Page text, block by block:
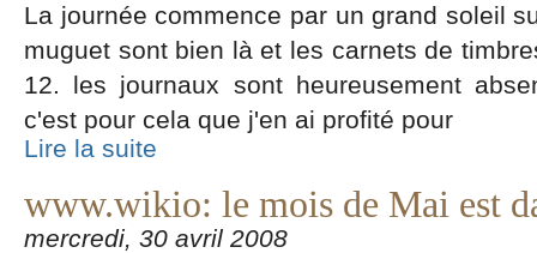
La journée commence par un grand soleil
muguet sont bien là et les carnets de
12. les journaux sont heureusement
c'est pour cela que j'en ai profité pour
Lire la suite
www.wikio: le mois de Mai est
mercredi, 30 avril 2008